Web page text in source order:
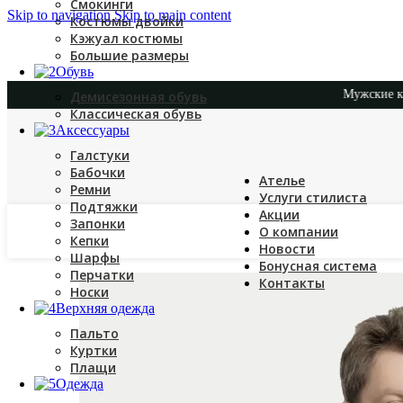
Skip to navigationSkip to main content
Мужские
Смокинги
Костюмы двойки
Кэжуал костюмы
Большие размеры
Обувь
Демисезонная обувь
Классическая обувь
Аксессуары
Галстуки
Бабочки
Ремни
Подтяжки
Запонки
Кепки
Шарфы
Перчатки
Носки
Верхняя одежда
Пальто
Куртки
Плащи
Одежда
Ателье
Услуги стилиста
Акции
О компании
Новости
Бонусная система
Контакты